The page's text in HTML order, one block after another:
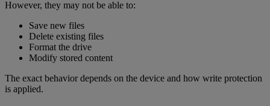
However, they may not be able to:
Save new files
Delete existing files
Format the drive
Modify stored content
The exact behavior depends on the device and how write protection
is applied.